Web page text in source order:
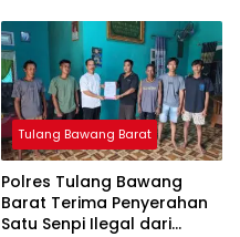
Tulang Bawang Tengah
Tulang Bawang Barat
Polres Tulang Bawang
Barat Terima Penyerahan
Satu Senpi Ilegal dari